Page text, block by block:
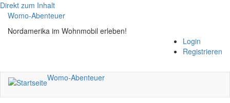
Direkt zum Inhalt
Womo-Abenteuer
Nordamerika im Wohnmobil erleben!
Login
Registrieren
Womo-Abenteuer